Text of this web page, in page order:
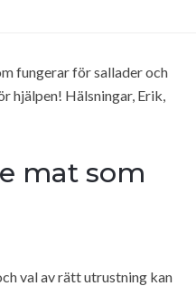
fungerar för sallader och
hjälpen! Hälsningar, Erik,
mat som
val av rätt utrustning kan